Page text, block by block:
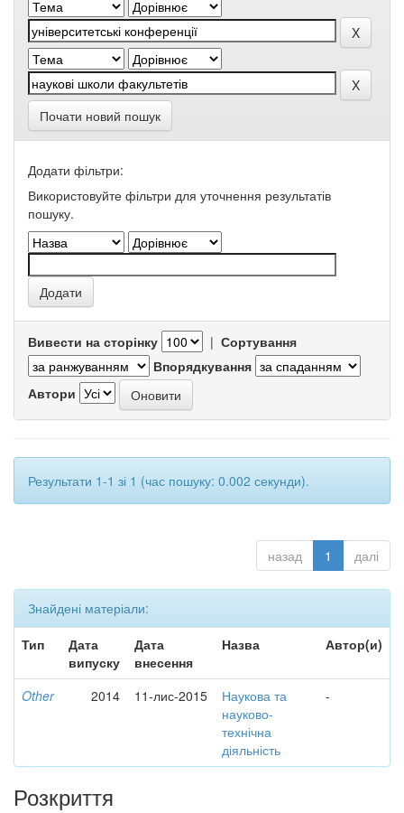
Почати новий пошук
Додати фільтри:
Використовуйте фільтри для уточнення результатів
пошуку.
Вивести на сторінку | Сортування
Впорядкування
Автори
Результати 1-1 зі 1 (час пошуку: 0.002 секунди).
назад 1 далі
Знайдені матеріали:
Тип
Дата
випуску
Дата
внесення
Назва Автор(и)
Other 2014 11-лис-2015
Наукова та
науково-
технічна
діяльність
-
Розкриття